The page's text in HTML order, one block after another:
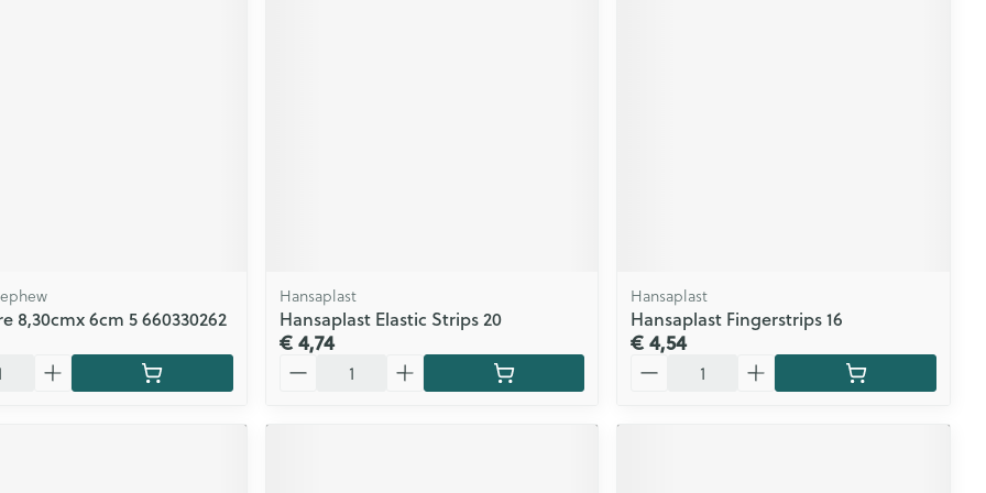
8,30cmx 6cm 5 660330262
Hansaplast
Hansaplast Elastic Strips 20
€ 4,74
Hansaplast
Hansaplast Fingerstrips 16
€ 4,54